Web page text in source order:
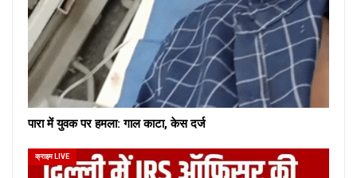
पारा में युवक पर हमला: गाल काटा, केस दर्ज
क्राइम LIVE